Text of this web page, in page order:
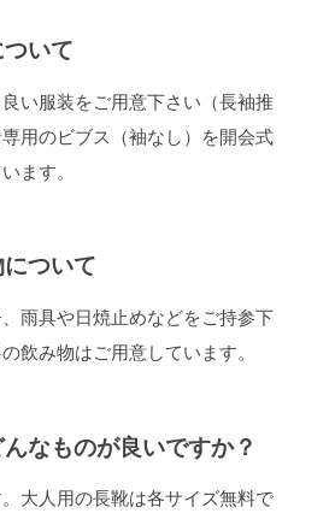
いて
い服装をご用意下さい（長袖推
用のビブス（袖なし）を開会式
ます。
ついて
雨具や日焼止めなどをご持参下
飲み物はご用意しています。
なものが良いですか？
大人用の長靴は各サイズ無料で